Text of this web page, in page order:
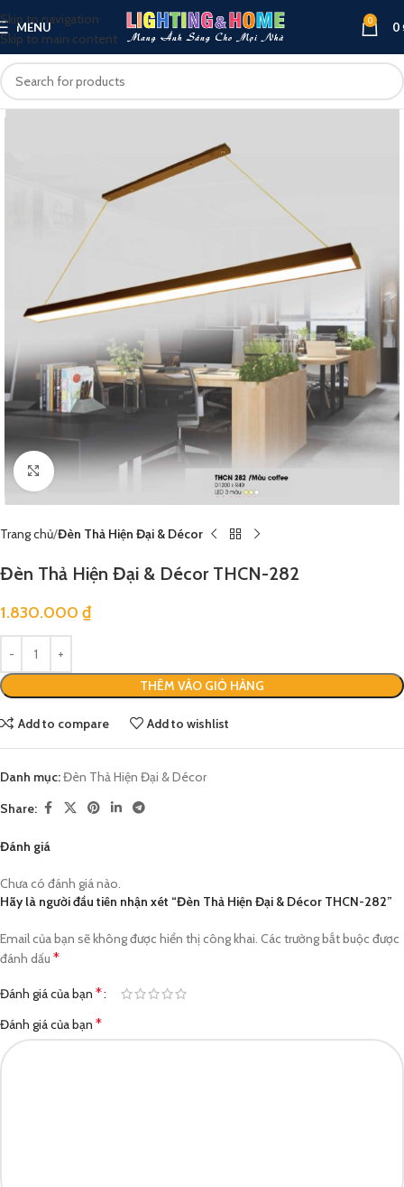
Skip to navigation
Skip to main content
MENU 0 0
Click to enlarge
Trang chủ Đèn Thả Hiện Đại & Décor
Đèn Thả Hiện Đại & Décor THCN-282
1.830.000 ₫
THÊM VÀO GIỎ HÀNG
Add to compare Add to wishlist
Danh mục:Đèn Thả Hiện Đại & Décor
Share:
Đánh giá
Chưa có đánh giá nào.
Hãy là người đầu tiên nhận xét “Đèn Thả Hiện Đại & Décor THCN-282”
Email của bạn sẽ không được hiển thị công khai. Các trường bắt buộc được
đánh dấu *
Đánh giá của bạn *
Đánh giá của bạn *